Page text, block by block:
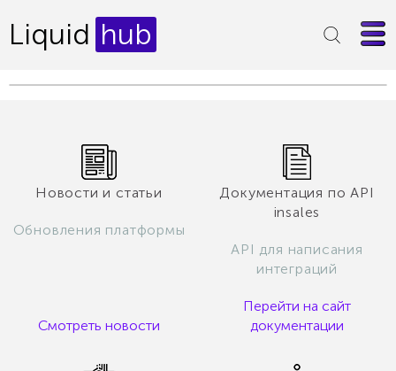
Liquid hub
Новости и статьи
Обновления платформы
Смотреть новости
Документация по API
insales
API для написания
интеграций
Перейти на сайт
документации